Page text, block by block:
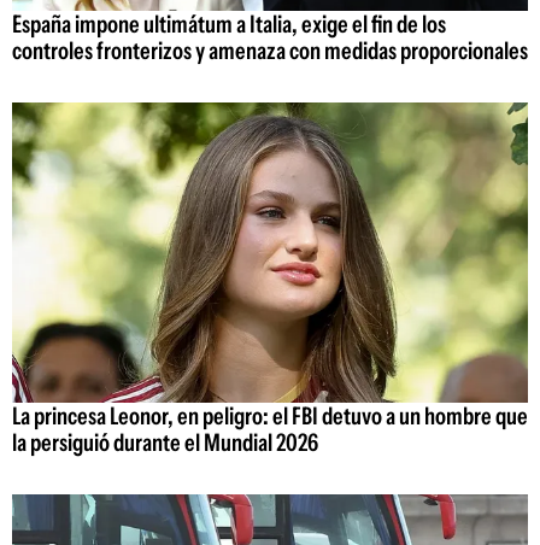
España impone ultimátum a Italia, exige el fin de los
controles fronterizos y amenaza con medidas proporcionales
La princesa Leonor, en peligro: el FBI detuvo a un hombre que
la persiguió durante el Mundial 2026